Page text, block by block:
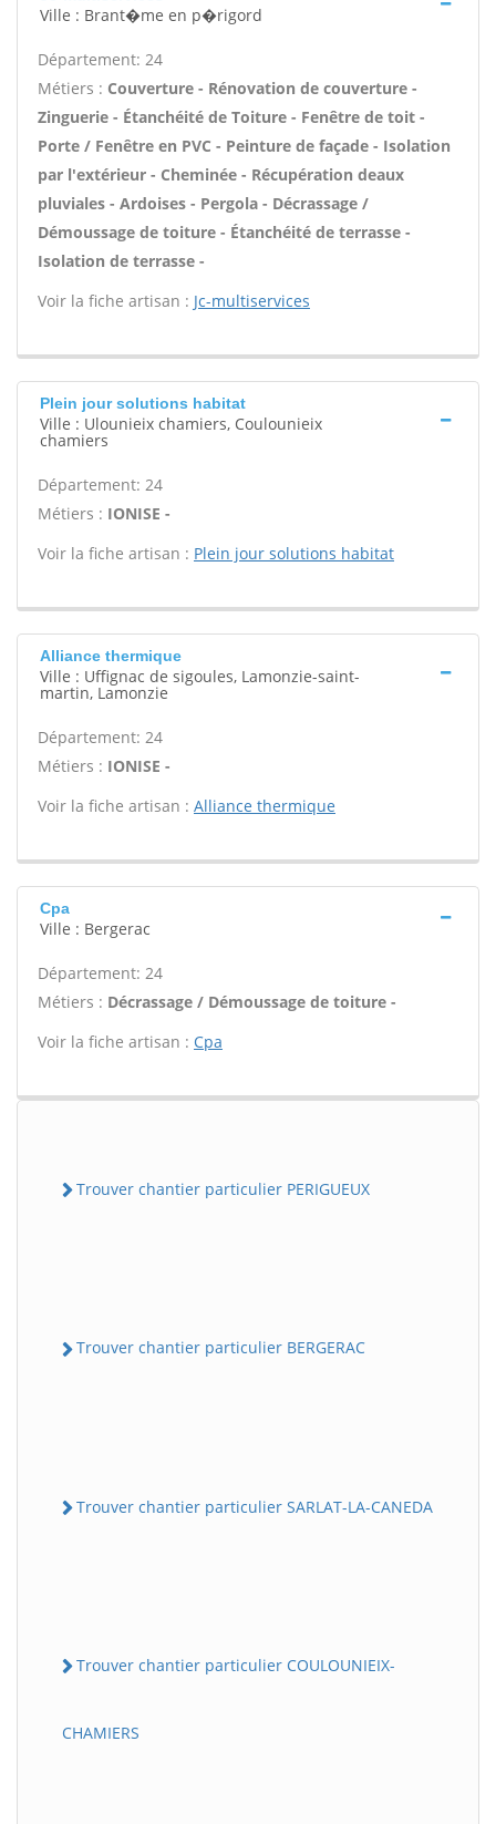
Ville : Brant�me en p�rigord
Département: 24
Métiers : Couverture - Rénovation de couverture -
Zinguerie - Étanchéité de Toiture - Fenêtre de toit -
Porte / Fenêtre en PVC - Peinture de façade - Isolation
par l'extérieur - Cheminée - Récupération deaux
pluviales - Ardoises - Pergola - Décrassage /
Démoussage de toiture - Étanchéité de terrasse -
Isolation de terrasse -
Voir la fiche artisan : Jc-multiservices
Plein jour solutions habitat
Ville : Ulounieix chamiers, Coulounieix
chamiers
Département: 24
Métiers : IONISE -
Voir la fiche artisan : Plein jour solutions habitat
Alliance thermique
Ville : Uffignac de sigoules, Lamonzie-saint-
martin, Lamonzie
Département: 24
Métiers : IONISE -
Voir la fiche artisan : Alliance thermique
Cpa
Ville : Bergerac
Département: 24
Métiers : Décrassage / Démoussage de toiture -
Voir la fiche artisan : Cpa
Trouver chantier particulier PERIGUEUX
Trouver chantier particulier BERGERAC
Trouver chantier particulier SARLAT-LA-CANEDA
Trouver chantier particulier COULOUNIEIX-
CHAMIERS